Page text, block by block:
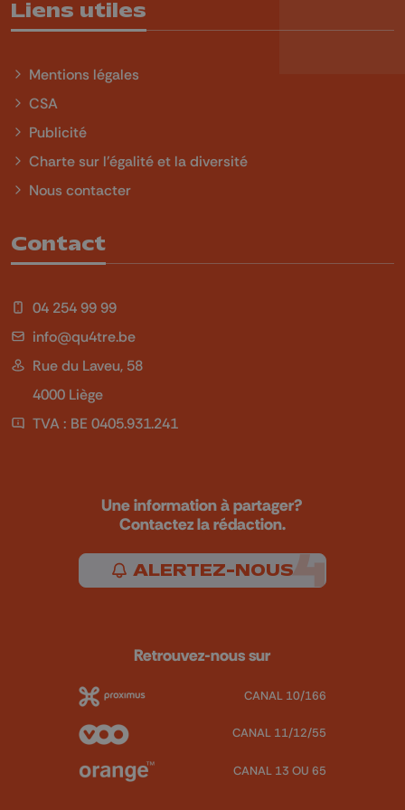
Liens utiles
Mentions légales
CSA
Publicité
Charte sur l'égalité et la diversité
Nous contacter
Contact
04 254 99 99
info@qu4tre.be
Rue du Laveu, 58
4000 Liège
TVA : BE 0405.931.241
Une information à partager?
Contactez la rédaction.
ALERTEZ-NOUS
Retrouvez-nous sur
CANAL 10/166
CANAL 11/12/55
CANAL 13 OU 65